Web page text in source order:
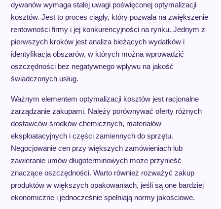
dywanów wymaga stałej uwagi poświęconej optymalizacji
kosztów. Jest to proces ciągły, który pozwala na zwiększenie
rentowności firmy i jej konkurencyjności na rynku. Jednym z
pierwszych kroków jest analiza bieżących wydatków i
identyfikacja obszarów, w których można wprowadzić
oszczędności bez negatywnego wpływu na jakość
świadczonych usług.
Ważnym elementem optymalizacji kosztów jest racjonalne
zarządzanie zakupami. Należy porównywać oferty różnych
dostawców środków chemicznych, materiałów
eksploatacyjnych i części zamiennych do sprzętu.
Negocjowanie cen przy większych zamówieniach lub
zawieranie umów długoterminowych może przynieść
znaczące oszczędności. Warto również rozważyć zakup
produktów w większych opakowaniach, jeśli są one bardziej
ekonomiczne i jednocześnie spełniają normy jakościowe.